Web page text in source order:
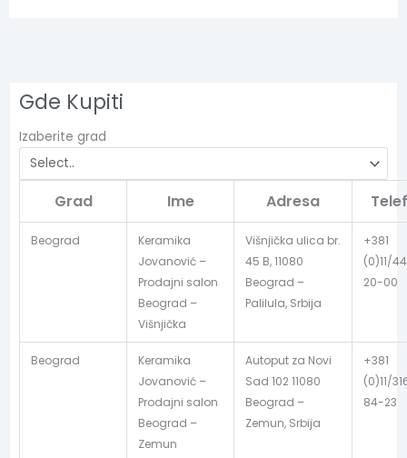
Gde Kupiti
Izaberite grad
Grad Ime Adresa
Beograd
Keramika
Jovanović –
Prodajni salon
Beograd –
Višnjička
Višnjička ulica br.
45 B, 11080
Beograd –
Palilula, Srbija
+381
(0)11/
20-00
Beograd
Keramika
Jovanović –
Prodajni salon
Beograd –
Zemun
Autoput za Novi
Sad 102 11080
Beograd –
Zemun, Srbija
+381
(0)11/
84-23